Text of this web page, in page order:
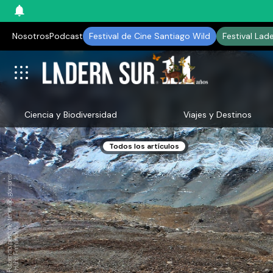
NosotrosPodcast Festival de Cine Santiago Wild Festival
Ciencia y Biodiversidad Viajes y Destinos
Todos los artículos